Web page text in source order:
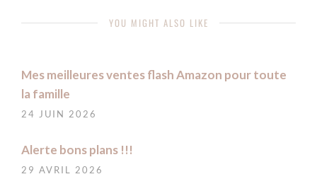
YOU MIGHT ALSO LIKE
Mes meilleures ventes flash Amazon pour toute
la famille
24 JUIN 2026
Alerte bons plans !!!
29 AVRIL 2026